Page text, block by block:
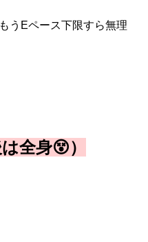
うEペース下限すら無理
全身😵）